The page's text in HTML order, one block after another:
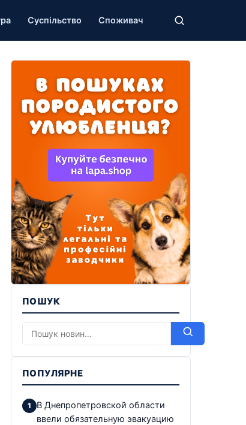
Суспільство Споживач
ПОШУК
ПОПУЛЯРНЕ
В Днепропетровской области
ввели обязательную эвакуацию